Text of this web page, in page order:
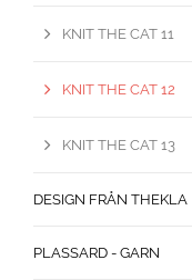
KNIT THE CAT 11
KNIT THE CAT 12
KNIT THE CAT 13
DESIGN FRÅN THEKLA
PLASSARD - GARN